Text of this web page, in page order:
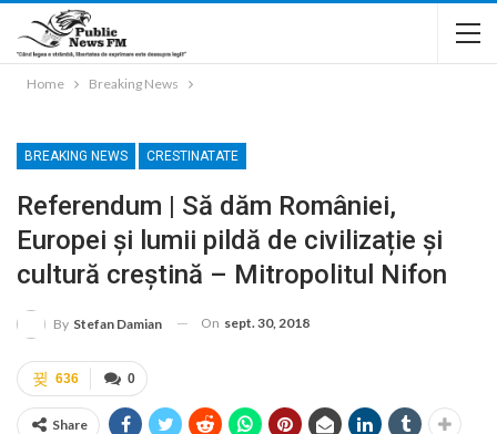
Home Breaking News
BREAKING NEWS CRESTINATATE
Referendum | Să dăm României,
Europei și lumii pildă de civilizație și
cultură creștină – Mitropolitul Nifon
By Stefan Damian On sept. 30, 2018
0
636
Share